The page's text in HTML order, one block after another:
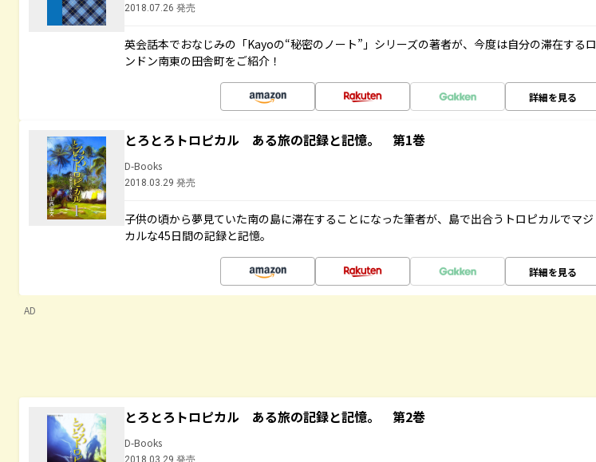
2018.07.26 発売
英会話本でおなじみの「Kayoの“秘密のノート”」シリーズの著者が、今度は自分の滞在するロ
ンドン南東の田舎町をご紹介！
詳細を見る
とろとろトロピカル ある旅の記録と記憶。 第1巻
D-Books
2018.03.29 発売
子供の頃から夢見ていた南の島に滞在することになった筆者が、島で出合うトロピカルでマジ
カルな45日間の記録と記憶。
詳細を見る
AD
とろとろトロピカル ある旅の記録と記憶。 第2巻
D-Books
2018.03.29 発売